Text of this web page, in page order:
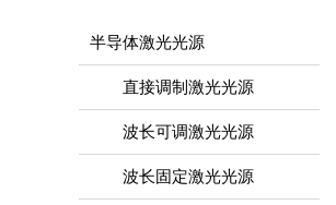
半导体激光光源
直接调制激光光源
波长可调激光光源
波长固定激光光源